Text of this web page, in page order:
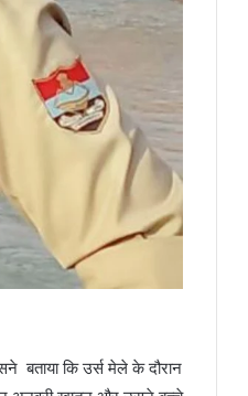
बताया कि उर्स मेले के दौरान